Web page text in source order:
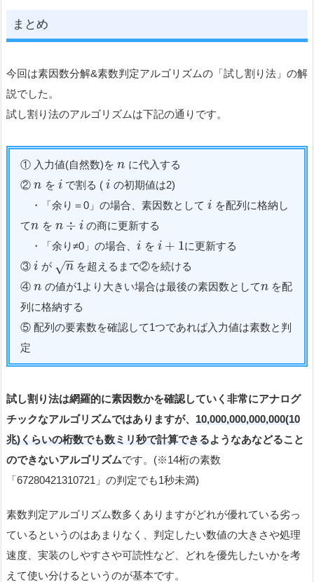
まとめ
今回は素因数分解&素数判定アルゴリズムの「試し割り法」の解
説でした。
試し割り法のアルゴリズムは下記の通りです。
① 入力値(自然数)をn に代入する
②n を i で割る (i の初期値は2)
・「余り＝0」の場合、素因数としてi を配列に格納し
てn を n ÷ i の商に更新する
・「余り≠0」の場合、i を i + 1に更新する
③i が n
−
−
√
を超えるまで②を続ける
④n の値が1より大きい場合は最後の素因数としてn を配
列に格納する
⑤ 配列の要素数を確認して1つであれば入力値は素数と判
定
試し割り法は網羅的に素因数かを確認していく非常にアナログ
チックなアルゴリズムではありますが、 10,000,000,000,000(10
兆)くらいの桁数でも数ミリ秒で計算できるようなあなどること
のできないアルゴリズムです。(※14桁の素数
「67280421310721」の判定でも1秒未満)
素数判定アルゴリズム数多くありますがどれが優れている劣っ
ているというのはあまりなく、判定したい数値の大きさや処理
速度、実装のしやすさや可読性など、どれを優先したいかを考
えて使い分けるというのが基本です。